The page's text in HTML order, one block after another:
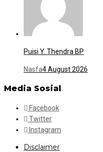
Puisi Y. Thendra BP
Nasfa4 August 2026
Media Sosial
Facebook
Twitter
Instagram
Disclaimer